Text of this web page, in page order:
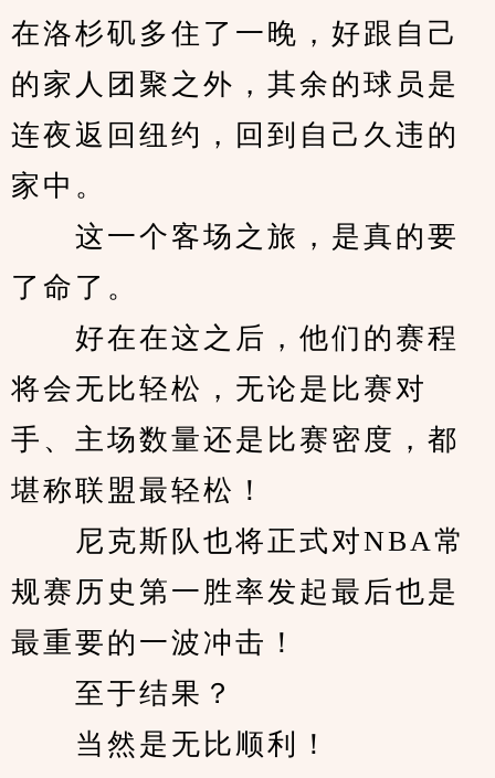
在洛杉矶多住了一晚，好跟自己
的家人团聚之外，其余的球员是
连夜返回纽约，回到自己久违的
家中。
这一个客场之旅，是真的要
了命了。
好在在这之后，他们的赛程
将会无比轻松，无论是比赛对
手、主场数量还是比赛密度，都
堪称联盟最轻松！
尼克斯队也将正式对NBA常
规赛历史第一胜率发起最后也是
最重要的一波冲击！
至于结果？
当然是无比顺利！